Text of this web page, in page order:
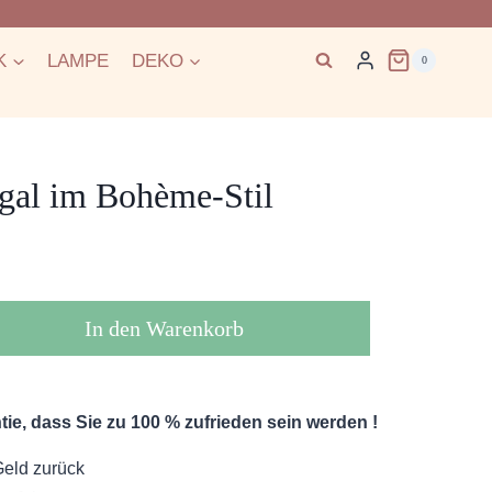
LAMPE DEKO 0
im Bohème-Stil
In den Warenkorb
dass Sie zu 100 % zufrieden sein werden !
zurück